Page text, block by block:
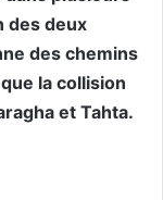
des deux
des chemins
la collision
et Tahta.